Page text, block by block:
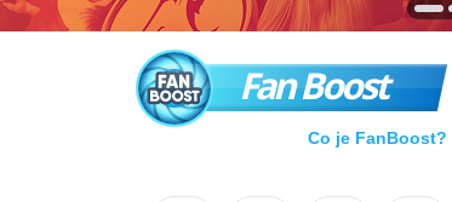
Fan Boost
Co je FanBoost?